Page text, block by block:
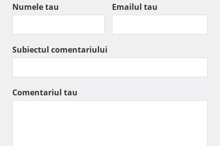
Numele tau Emailul tau
Subiectul comentariului
Comentariul tau